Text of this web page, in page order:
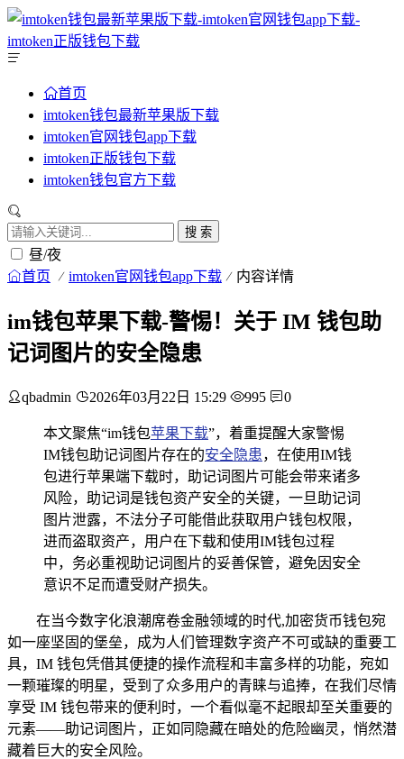
首页
imtoken钱包最新苹果版下载
imtoken官网钱包app下载
imtoken正版钱包下载
imtoken钱包官方下载
搜 索
昼/夜
首页 imtoken官网钱包app下载 内容详情
im钱包苹果下载-警惕！关于 IM 钱包助
记词图片的安全隐患
qbadmin 2026年03月22日 15:29 995 0
本文聚焦“im钱包苹果下载”，着重提醒大家警惕
IM钱包助记词图片存在的安全隐患，在使用IM钱
包进行苹果端下载时，助记词图片可能会带来诸多
风险，助记词是钱包资产安全的关键，一旦助记词
图片泄露，不法分子可能借此获取用户钱包权限，
进而盗取资产，用户在下载和使用IM钱包过程
中，务必重视助记词图片的妥善保管，避免因安全
意识不足而遭受财产损失。
在当今数字化浪潮席卷金融领域的时代,加密货币钱包宛
如一座坚固的堡垒，成为人们管理数字资产不可或缺的重要工
具，IM 钱包凭借其便捷的操作流程和丰富多样的功能，宛如
一颗璀璨的明星，受到了众多用户的青睐与追捧，在我们尽情
享受 IM 钱包带来的便利时，一个看似毫不起眼却至关重要的
元素——助记词图片，正如同隐藏在暗处的危险幽灵，悄然潜
藏着巨大的安全风险。